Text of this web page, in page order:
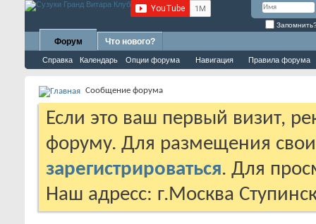
Форум
Справка Календарь Опции форума Навигация Правила форума
Что нового?
Сообщение форума
Если это ваш первый визит,
форуму. Для размещения
зарегистрироваться. Для
Наш адресс: г.Москва